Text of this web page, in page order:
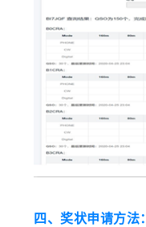
四、奖状申请方法：